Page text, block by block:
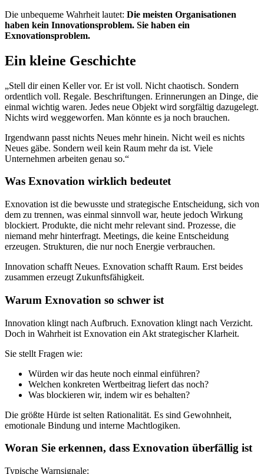
Die unbequeme Wahrheit lautet: Die meisten Organisationen
haben kein Innovationsproblem. Sie haben ein
Exnovationsproblem.
Ein kleine Geschichte
„Stell dir einen Keller vor. Er ist voll. Nicht chaotisch. Sondern
ordentlich voll. Regale. Beschriftungen. Erinnerungen an Dinge, die
einmal wichtig waren. Jedes neue Objekt wird sorgfältig dazugelegt.
Nichts wird weggeworfen. Man könnte es ja noch brauchen.
Irgendwann passt nichts Neues mehr hinein. Nicht weil es nichts
Neues gäbe. Sondern weil kein Raum mehr da ist. Viele
Unternehmen arbeiten genau so.“
Was Exnovation wirklich bedeutet
Exnovation ist die bewusste und strategische Entscheidung, sich von
dem zu trennen, was einmal sinnvoll war, heute jedoch Wirkung
blockiert. Produkte, die nicht mehr relevant sind. Prozesse, die
niemand mehr hinterfragt. Meetings, die keine Entscheidung
erzeugen. Strukturen, die nur noch Energie verbrauchen.
Innovation schafft Neues. Exnovation schafft Raum. Erst beides
zusammen erzeugt Zukunftsfähigkeit.
Warum Exnovation so schwer ist
Innovation klingt nach Aufbruch. Exnovation klingt nach Verzicht.
Doch in Wahrheit ist Exnovation ein Akt strategischer Klarheit.
Sie stellt Fragen wie:
Würden wir das heute noch einmal einführen?
Welchen konkreten Wertbeitrag liefert das noch?
Was blockieren wir, indem wir es behalten?
Die größte Hürde ist selten Rationalität. Es sind Gewohnheit,
emotionale Bindung und interne Machtlogiken.
Woran Sie erkennen, dass Exnovation überfällig ist
Typische Warnsignale: